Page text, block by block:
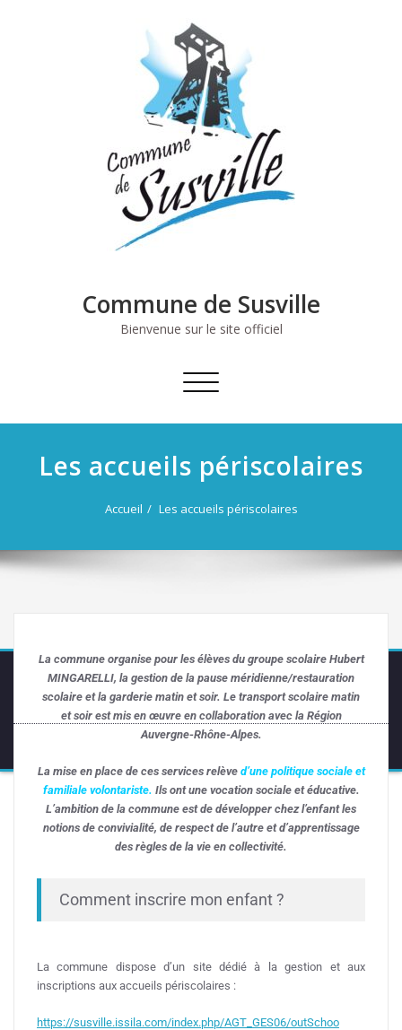
Commune de Susville
Bienvenue sur le site officiel
Afficher/masquer
navigation
Les accueils périscolaires
Accueil Les accueils périscolaires
La commune organise pour les élèves du groupe scolaire Hubert
MINGARELLI, la gestion de la pause méridienne/restauration
scolaire et la garderie matin et soir. Le transport scolaire matin
et soir est mis en œuvre en collaboration avec la Région
Auvergne-Rhône-Alpes.
La mise en place de ces services relèved’une politique sociale et
familiale volontariste. Ils ont une vocation sociale et éducative.
L’ambition de la commune est de développer chez l’enfant les
notions de convivialité, de respect de l’autre et d’apprentissage
des règles de la vie en collectivité.
Comment inscrire mon enfant ?
La commune dispose d’un site dédié à la gestion et aux
inscriptions aux accueils périscolaires :
https://susville.issila.com/index.php/AGT_GES06/outSchoo